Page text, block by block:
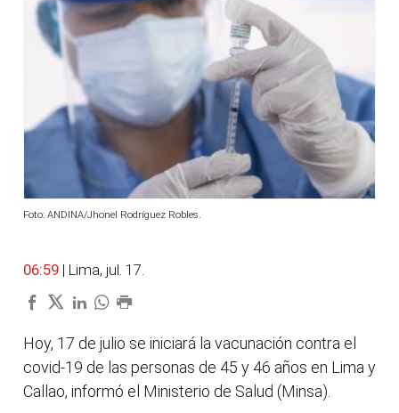
Foto: ANDINA/Jhonel Rodríguez Robles.
06:59 | Lima, jul. 17.
Hoy, 17 de julio se iniciará la vacunación contra el
covid-19 de las personas de 45 y 46 años en Lima y
Callao, informó el Ministerio de Salud (Minsa).